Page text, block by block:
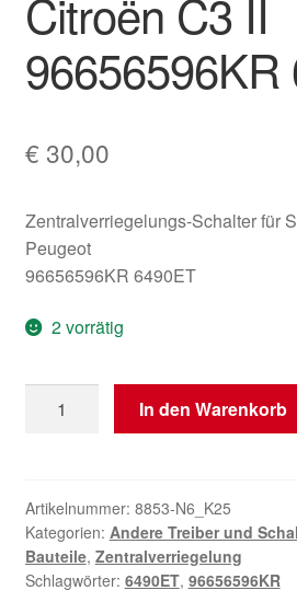
Citroën C3 II
96656596KR
€ 30,00
Zentralverriegelungs-Schalter für
Peugeot
96656596KR 6490ET
2 vorrätig
C3
II
96656596KR
6490ET
In den Warenkorb
Artikelnummer: 8853-N6_K25
Kategorien: Andere Treiber und
Bauteile, Zentralverriegelung
Schlagwörter: 6490ET, 96656596KR